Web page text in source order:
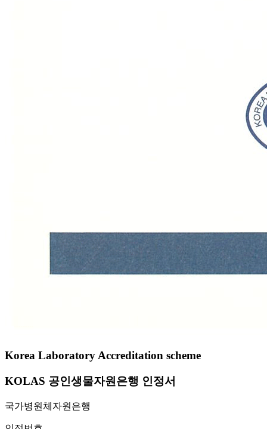
Korea Laboratory Accreditation scheme
KOLAS 공인생물자원은행 인정서
국가병원체자원은행